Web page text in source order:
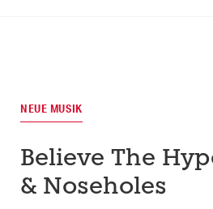
NEUE MUSIK
Believe The
& Noseholes